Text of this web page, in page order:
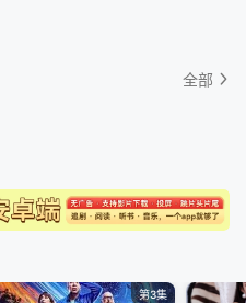
全部
第3集